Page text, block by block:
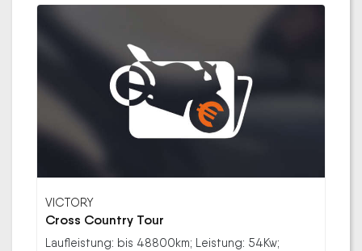
VICTORY
Cross Country Tour
Laufleistung: bis 48800km; Leistung: 54Kw;